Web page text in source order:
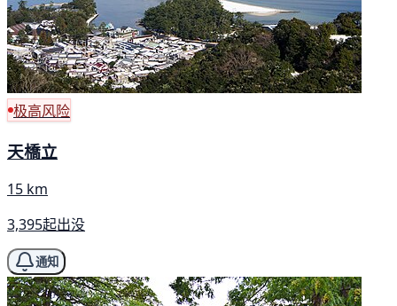
极高风险
天橋立
15 km
3,395起出没
通知